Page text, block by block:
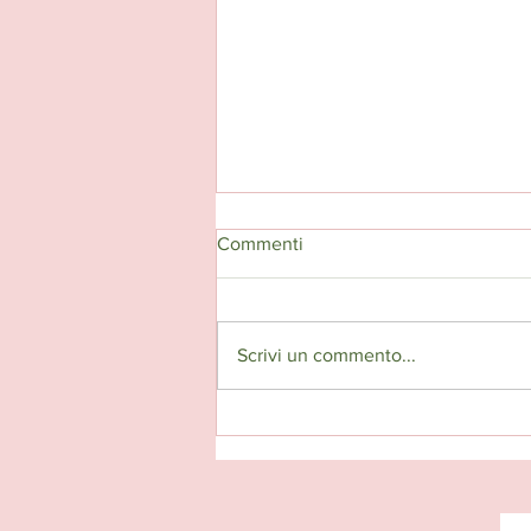
Glicis
Commenti
Scrivi un commento...